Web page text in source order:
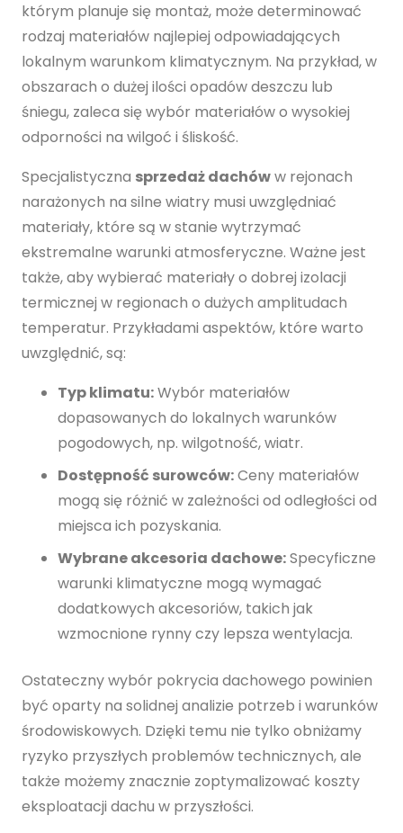
którym planuje się montaż, może determinować
rodzaj materiałów najlepiej odpowiadających
lokalnym warunkom klimatycznym. Na przykład, w
obszarach o dużej ilości opadów deszczu lub
śniegu, zaleca się wybór materiałów o wysokiej
odporności na wilgoć i śliskość.
Specjalistyczna sprzedaż dachóww rejonach
narażonych na silne wiatry musi uwzględniać
materiały, które są w stanie wytrzymać
ekstremalne warunki atmosferyczne. Ważne jest
także, aby wybierać materiały o dobrej izolacji
termicznej w regionach o dużych amplitudach
temperatur. Przykładami aspektów, które warto
uwzględnić, są:
Typ klimatu:Wybór materiałów
dopasowanych do lokalnych warunków
pogodowych, np. wilgotność, wiatr.
Dostępność surowców:Ceny materiałów
mogą się różnić w zależności od odległości od
miejsca ich pozyskania.
Wybrane akcesoria dachowe:Specyficzne
warunki klimatyczne mogą wymagać
dodatkowych akcesoriów, takich jak
wzmocnione rynny czy lepsza wentylacja.
Ostateczny wybór pokrycia dachowego powinien
być oparty na solidnej analizie potrzeb i warunków
środowiskowych. Dzięki temu nie tylko obniżamy
ryzyko przyszłych problemów technicznych, ale
także możemy znacznie zoptymalizować koszty
eksploatacji dachu w przyszłości.